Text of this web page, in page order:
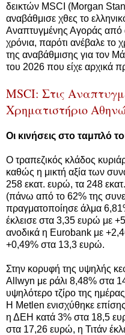
δεικτών MSCI (Morgan
αναβάθμισε χθες το
Αναπτυγμένης Αγοράς από
χρόνια, παρότι ανέβαλε το
της αναβάθμισης για τον
του 2026 που είχε αρχικά
MSCI: Στις
Χρηματιστήριο
Οι κινήσεις στο ταμπλό
Ο τραπεζικός κλάδος
καθώς η μικτή αξία των
258 εκατ. ευρώ, τα 248
(πάνω από το 62% της
πραγματοποίησε άλμα
έκλεισε στα 3,35 ευρώ με
ανοδικά η Eurobank με
+0,49% στα 13,3 ευρώ.
Στην κορυφή της υψηλής
Allwyn με ράλι 8,48% στα
υψηλότερο τζίρο της
Η Metlen ενισχύθηκε
η ΔΕΗ κατά 3% στα 18,5
στα 17,26 ευρώ, η Τιτάν